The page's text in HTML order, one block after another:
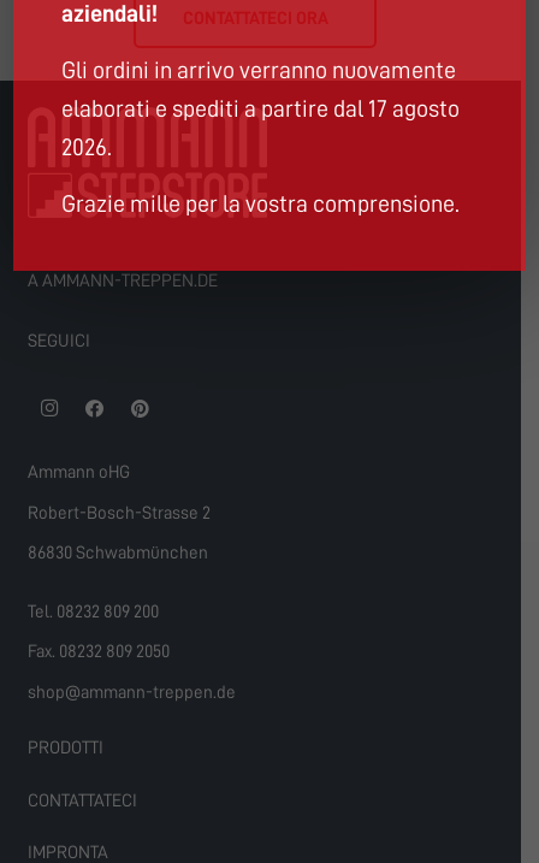
CONTATTATECI ORA
A AMMANN-TREPPEN.DE
SEGUICI
Ammann oHG
Robert-Bosch-Strasse 2
86830 Schwabmünchen
Tel. 08232 809 200
Fax. 08232 809 2050
shop@ammann-treppen.de
PRODOTTI
CONTATTATECI
IMPRONTA
aziendali!
Gli ordini in arrivo verranno nuovamente
elaborati e spediti a partire dal 17 agosto
2026.
Grazie mille per la vostra comprensione.